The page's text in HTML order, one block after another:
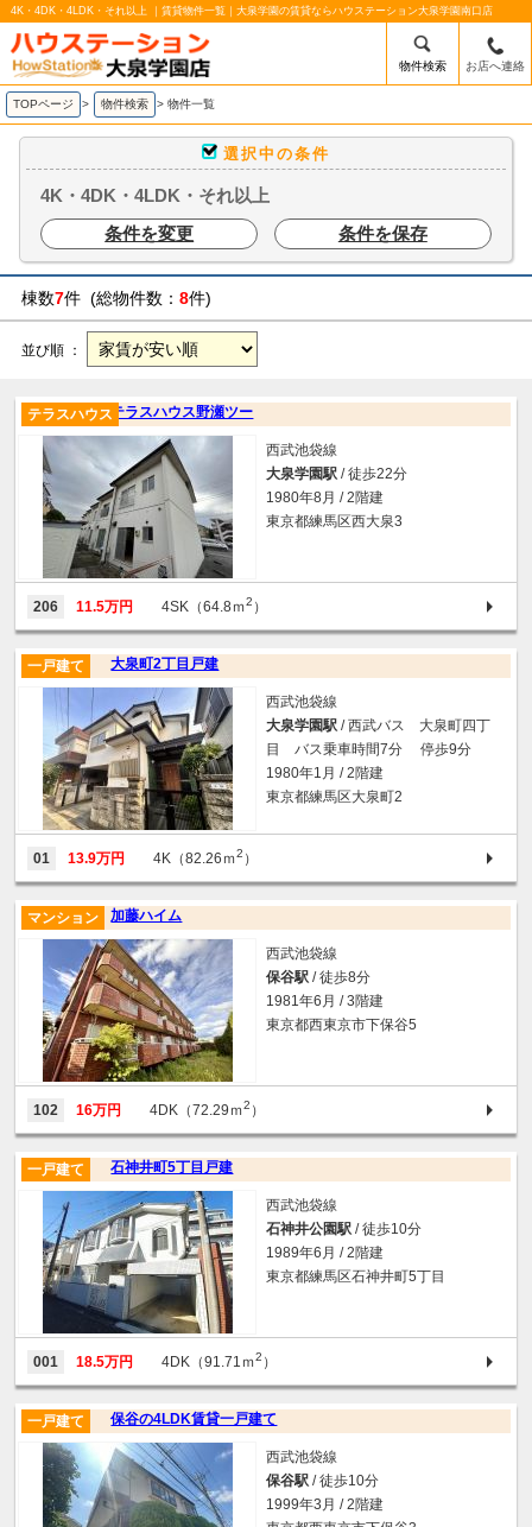
4K・4DK・4LDK・それ以上 ｜賃貸物件一覧｜大泉学園の賃貸ならハウステーション大泉学園南口店
物件検索 お店へ連絡
TOPページ > 物件検索 > 物件一覧
選択中の条件
4K・4DK・4LDK・それ以上
条件を変更
条件を保存
棟数7件 (総物件数： 8件)
並び順 ：
テラスハウス野瀬ツー
テラスハウス
西武池袋線
大泉学園駅 / 徒歩22分
1980年8月 / 2階建
東京都練馬区西大泉3
206 11.5万円 4SK（64.8ｍ2 ）
大泉町2丁目戸建
一戸建て
西武池袋線
大泉学園駅 / 西武バス 大泉町四丁
目 バス乗車時間7分 停歩9分
1980年1月 / 2階建
東京都練馬区大泉町2
01 13.9万円 4K（82.26ｍ2 ）
加藤ハイム
マンション
西武池袋線
保谷駅 / 徒歩8分
1981年6月 / 3階建
東京都西東京市下保谷5
102 16万円 4DK（72.29ｍ2 ）
石神井町5丁目戸建
一戸建て
西武池袋線
石神井公園駅 / 徒歩10分
1989年6月 / 2階建
東京都練馬区石神井町5丁目
001 18.5万円 4DK（91.71ｍ2 ）
保谷の4LDK賃貸一戸建て
一戸建て
西武池袋線
保谷駅 / 徒歩10分
1999年3月 / 2階建